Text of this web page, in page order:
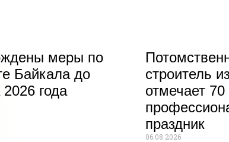
меры по
Байкала до
года
строитель
отмечает 70
праздник
06.08.2026